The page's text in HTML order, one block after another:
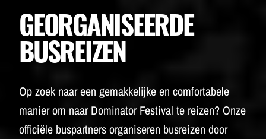
GEORGANISEERDE
BUSREIZEN
Op zoek naar een gemakkelijke en comfortabele
manier om naar Dominator Festival te reizen? Onze
officiële buspartners organiseren busreizen door